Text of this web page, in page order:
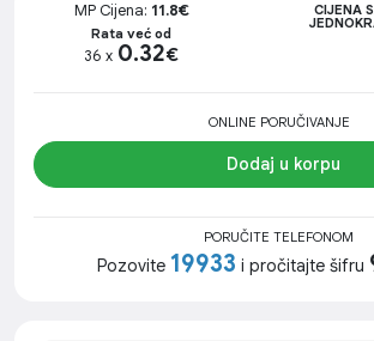
MP Cijena: 11.8€
Rata već od
36 x 0.32€
CIJENA
ONLINE PORUČIVANJE
Dodaj u korpu
PORUČITE TELEFONOM
Pozovite 19933 i pročitajte šifru